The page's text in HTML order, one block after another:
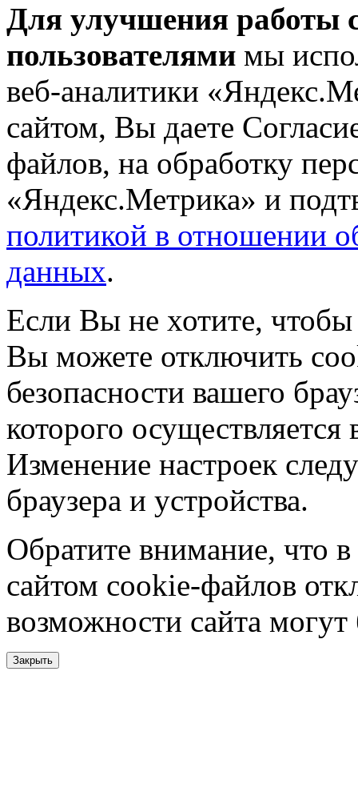
Для улучшения работы
пользователями мы
веб-аналитики
сайтом, Вы даете
файлов, на обработку
«Яндекс.Метрика» и
политикой в отношении
данных.
Если Вы не хотите,
Вы можете отключить
безопасности вашего
которого
Изменение настроек
браузера и устройства.
Обратите внимание, что в
сайтом cookie-файлов
возможности сайта
Закрыть